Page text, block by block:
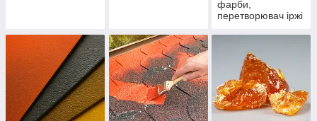
фарби,
перетворювач іржі